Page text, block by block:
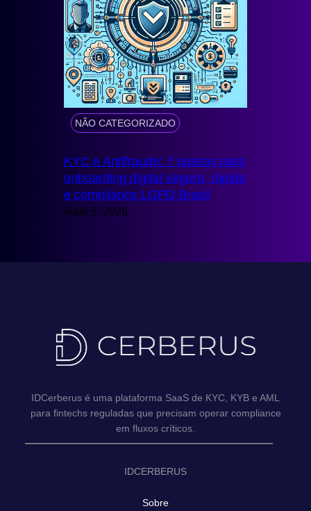
NÃO CATEGORIZADO
KYC e Antifraude: 7 passos para
onboarding digital seguro, rápido
e compliance LGPD Brasil
maio 5, 2026
IDCerberus é uma plataforma SaaS de KYC, KYB e AML
para fintechs reguladas que precisam operar compliance
em fluxos críticos.
IDCERBERUS
Sobre